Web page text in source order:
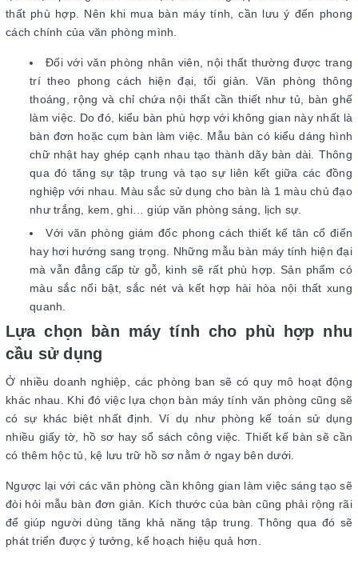
thất phù hợp. Nên khi mua bàn máy tính, cần lưu ý đến phong
cách chính của văn phòng mình.
Đối với văn phòng nhân viên, nội thất thường được trang
trí theo phong cách hiện đại, tối giản. Văn phòng thông
thoáng, rộng và chỉ chứa nội thất cần thiết như tủ, bàn ghế
làm việc. Do đó, kiểu bàn phù hợp với không gian này nhất là
bàn đơn hoặc cụm bàn làm việc. Mẫu bàn có kiểu dáng hình
chữ nhật hay ghép cạnh nhau tạo thành dãy bàn dài. Thông
qua đó tăng sự tập trung và tạo sự liên kết giữa các đồng
nghiệp với nhau. Màu sắc sử dụng cho bàn là 1 màu chủ đạo
như trắng, kem, ghi… giúp văn phòng sáng, lịch sự.
Với văn phòng giám đốc phong cách thiết kế tân cổ điển
hay hơi hướng sang trọng. Những mẫu bàn máy tính hiện đại
mà vẫn đẳng cấp từ gỗ, kinh sẽ rất phù hợp. Sản phẩm có
màu sắc nổi bật, sắc nét và kết hợp hài hòa nội thất xung
quanh.
Lựa chọn bàn máy tính cho phù hợp nhu
cầu sử dụng
Ở nhiều doanh nghiệp, các phòng ban sẽ có quy mô hoạt động
khác nhau. Khi đó việc lựa chọn bàn máy tính văn phòng cũng sẽ
có sự khác biệt nhất định. Ví dụ như phòng kế toán sử dụng
nhiều giấy tờ, hồ sơ hay sổ sách công việc. Thiết kế bàn sẽ cần
có thêm hộc tủ, kệ lưu trữ hồ sơ nằm ở ngay bên dưới.
Ngược lại với các văn phòng cần không gian làm việc sáng tạo sẽ
đòi hỏi mẫu bàn đơn giản. Kích thước của bàn cũng phải rộng rãi
để giúp người dùng tăng khả năng tập trung. Thông qua đó sẽ
phát triển được ý tưởng, kế hoạch hiệu quả hơn.